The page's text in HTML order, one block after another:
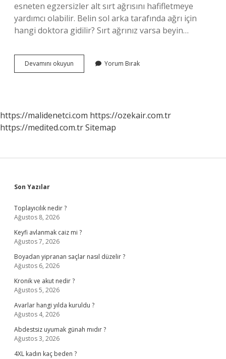
esneten egzersizler alt sırt ağrısını hafifletmeye
yardımcı olabilir. Belin sol arka tarafında ağrı için
hangi doktora gidilir? Sırt ağrınız varsa beyin…
Devamını okuyun
Sol
Yorum Bırak
https://malidenetci.com https://ozekair.com.tr
https://medited.com.trSitemap
Sidebar
Son Yazılar
Toplayıcılık nedir ?
Ağustos 8, 2026
Keyfi avlanmak caiz mi ?
Ağustos 7, 2026
Boyadan yipranan saçlar nasıl düzelir ?
Ağustos 6, 2026
Kronik ve akut nedir ?
Ağustos 5, 2026
Avarlar hangi yılda kuruldu ?
Ağustos 4, 2026
Abdestsiz uyumak günah mıdır ?
Ağustos 3, 2026
4XL kadın kaç beden ?